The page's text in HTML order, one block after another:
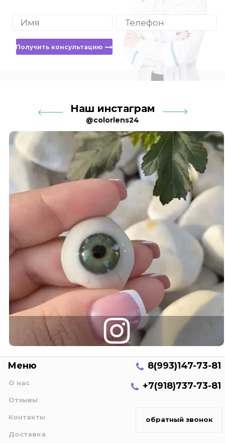
Получить консультацию
Наш инстаграм
@colorlens24
Меню
О нас
Отзывы
Контакты
Доставка
8(993)147-73-81
+7(918)737-73-81
обратный звонок